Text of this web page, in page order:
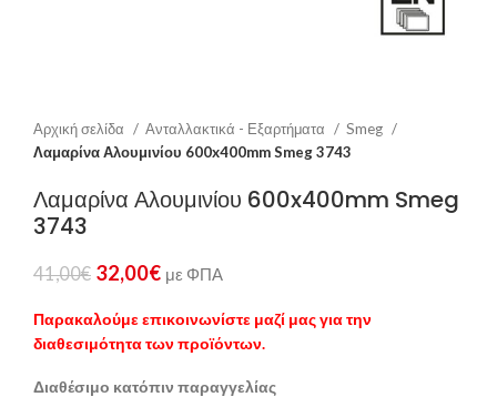
Αρχική σελίδα Ανταλλακτικά - Εξαρτήματα
Smeg
Λαμαρίνα Αλουμινίου 600x400mm Smeg 3743
Λαμαρίνα Αλουμινίου 600x400mm Smeg
3743
41,00€ 32,00€ με ΦΠΑ
Παρακαλούμε επικοινωνίστε μαζί μας για την
διαθεσιμότητα των προϊόντων.
Διαθέσιμο κατόπιν παραγγελίας